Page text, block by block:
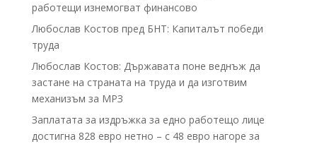
работещи изнемогват финансово
Любослав Костов пред БНТ: Капиталът победи
труда
Любослав Костов: Държавата поне веднъж да
застане на страната на труда и да изготвим
механизъм за МРЗ
Заплатата за издръжка за едно работещо лице
достигна 828 евро нетно – с 48 евро нагоре за